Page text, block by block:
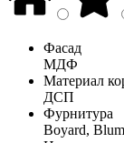
Фасад
МДФ
Материал
ДСП
Фурнитура
Boyard,